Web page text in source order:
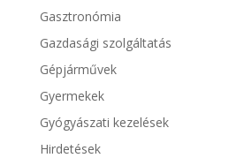
Gasztronómia
Gazdasági szolgáltatás
Gépjárművek
Gyermekek
Gyógyászati kezelések
Hirdetések